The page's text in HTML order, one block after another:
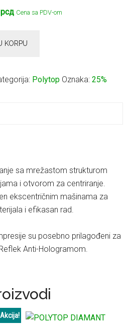
рсдTrenutna
1.288,00 рсд.
Cena sa PDV-om
KORPU
Polytop Oznaka:25%
sa mrežastom strukturom
i otvorom za centriranje.
ekscentričnim mašinama za
i efikasan rad.
su posebno prilagođeni za
Anti-Hologramom.
Akcija!